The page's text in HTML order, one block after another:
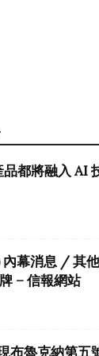
都將融入 AI
內幕消息 / 其
– 信報網站
布魯克納第五